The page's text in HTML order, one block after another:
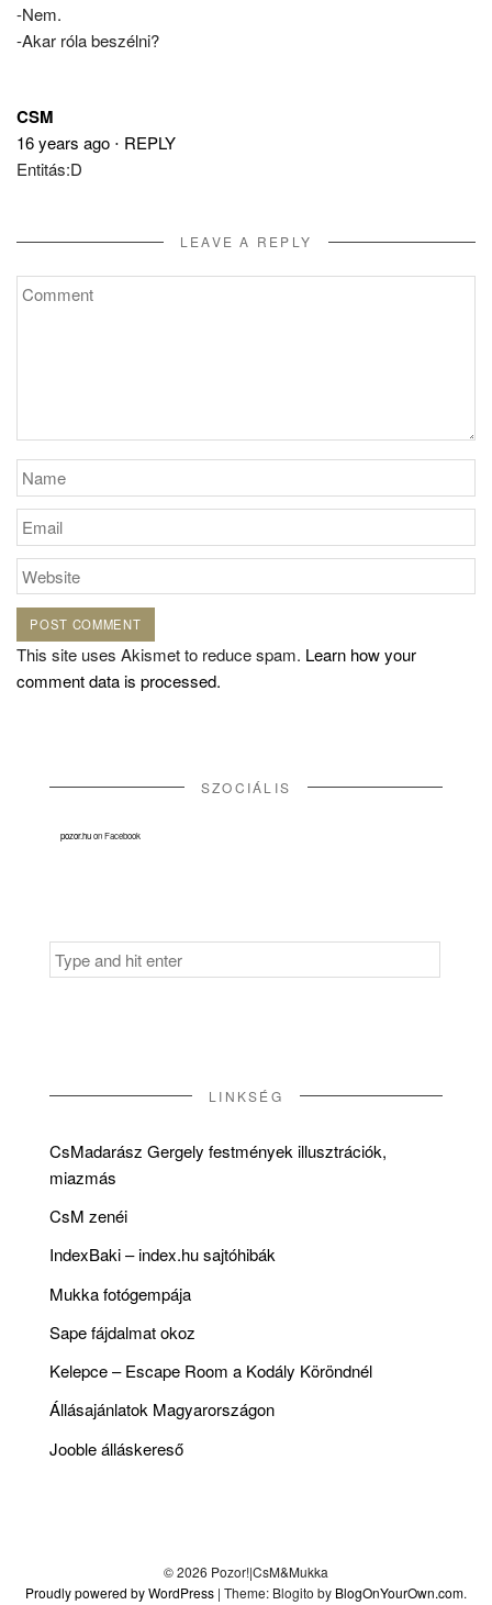
-Nem.
-Akar róla beszélni?
CSM
16 years ago ⋅ REPLY
Entitás:D
LEAVE A REPLY
This site uses Akismet to reduce spam. Learn how your
comment data is processed.
SZOCIÁLIS
pozor.huon Facebook
Search
for:
LINKSÉG
CsMadarász Gergely festmények illusztrációk,
miazmás
CsM zenéi
IndexBaki – index.hu sajtóhibák
Mukka fotógempája
Sape fájdalmat okoz
Kelepce – Escape Room a Kodály Köröndnél
Állásajánlatok Magyarországon
Jooble álláskereső
© 2026 Pozor!|CsM&Mukka
Proudly powered by WordPress | Theme: Blogito by BlogOnYourOwn.com.